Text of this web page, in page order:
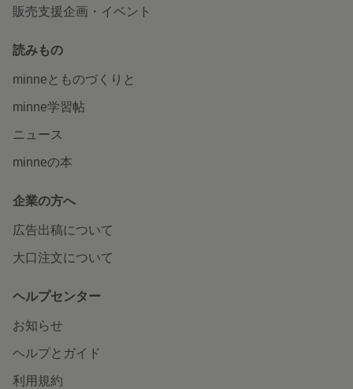
販売支援企画・イベント
読みもの
minneとものづくりと
minne学習帖
ニュース
minneの本
企業の方へ
広告出稿について
大口注文について
ヘルプセンター
お知らせ
ヘルプとガイド
利用規約